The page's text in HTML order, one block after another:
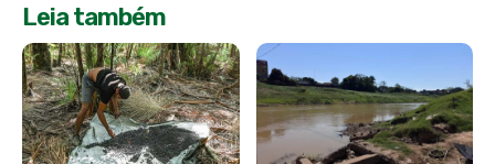
Leia também